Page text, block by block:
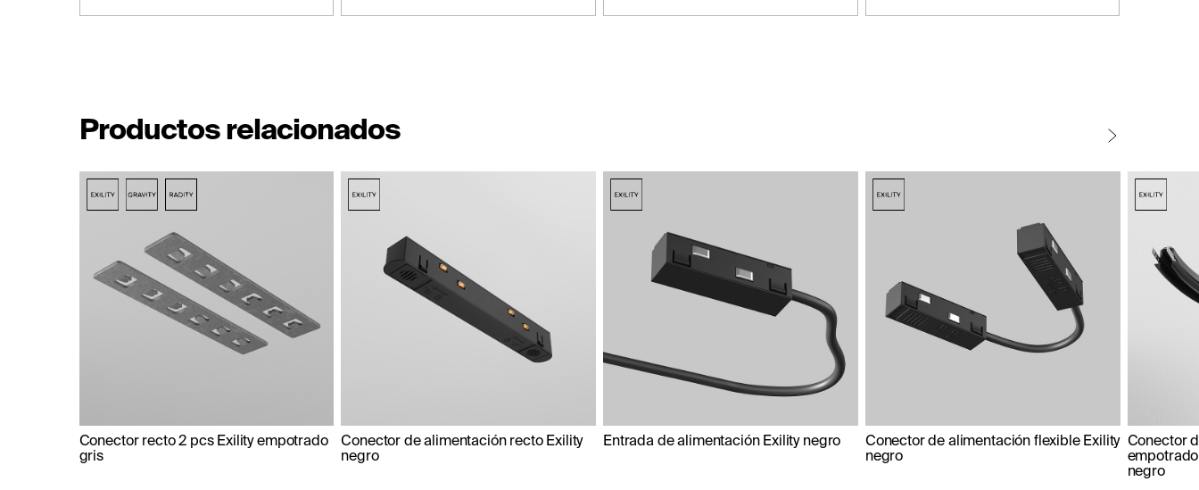
Productos relacionados
Conector recto 2 pcs Exility empotrado
gris
Conector de alimentación recto Exility
negro
Entrada de alimentación Exility negro
Conector de alimentación flexible Exility
negro
Conector
negro